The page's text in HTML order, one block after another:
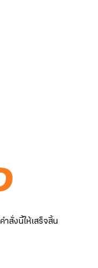
สั่งนี้ให้เสร็จสิ้น